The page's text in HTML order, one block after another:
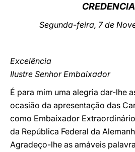
Segunda-feira, 7 de
Excelência
Ilustre Senhor Embaixador
É para mim uma alegria dar-lhe
ocasião da apresentação das
como Embaixador
da República Federal da
Agradeço-lhe as amáveis